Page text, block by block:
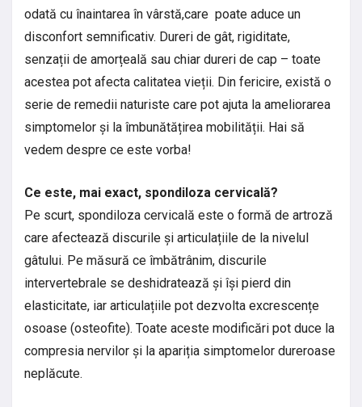
odată cu înaintarea în vârstă,care poate aduce un
disconfort semnificativ. Dureri de gât, rigiditate,
senzații de amorțeală sau chiar dureri de cap – toate
acestea pot afecta calitatea vieții. Din fericire, există o
serie de remedii naturiste care pot ajuta la ameliorarea
simptomelor și la îmbunătățirea mobilității. Hai să
vedem despre ce este vorba!
Ce este, mai exact, spondiloza cervicală?
Pe scurt, spondiloza cervicală este o formă de artroză
care afectează discurile și articulațiile de la nivelul
gâtului. Pe măsură ce îmbătrânim, discurile
intervertebrale se deshidratează și își pierd din
elasticitate, iar articulațiile pot dezvolta excrescențe
osoase (osteofite). Toate aceste modificări pot duce la
compresia nervilor și la apariția simptomelor dureroase
neplăcute.